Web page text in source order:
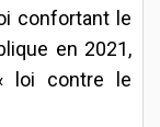
confortant le
en 2021,
loi contre le